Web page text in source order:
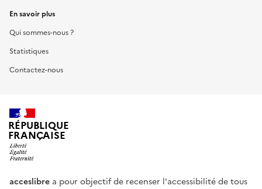
En savoir plus
Qui sommes-nous ?
Statistiques
Contactez-nous
RÉPUBLIQUE
FRANÇAISE
acceslibre a pour objectif de recenser l'accessibilité de tous